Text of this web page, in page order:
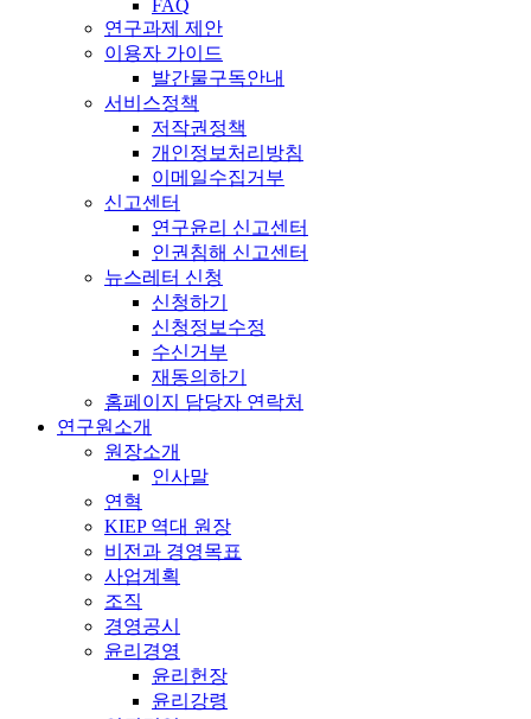
FAQ
연구과제 제안
이용자 가이드
발간물구독안내
서비스정책
저작권정책
개인정보처리방침
이메일수집거부
신고센터
연구윤리 신고센터
인권침해 신고센터
뉴스레터 신청
신청하기
신청정보수정
수신거부
재동의하기
홈페이지 담당자 연락처
연구원소개
원장소개
인사말
연혁
KIEP 역대 원장
비전과 경영목표
사업계획
조직
경영공시
윤리경영
윤리헌장
윤리강령